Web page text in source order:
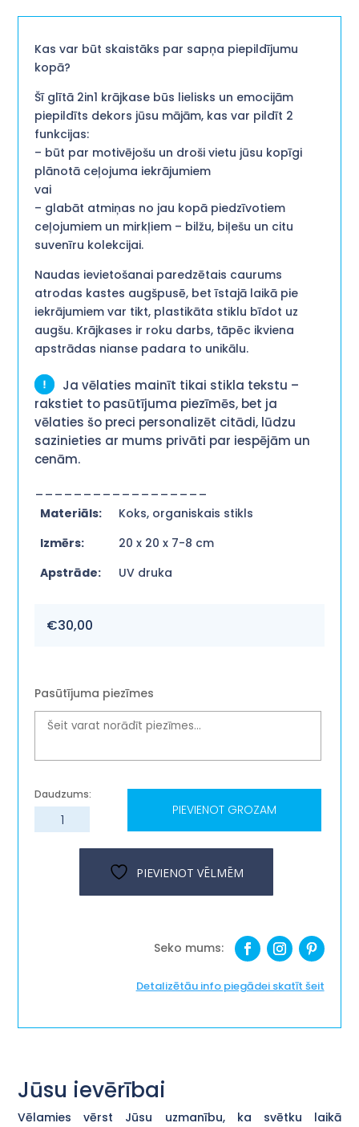
Kas var būt skaistāks par sapņa piepildījumu
kopā?
Šī glītā 2in1 krājkase būs lielisks un emocijām
piepildīts dekors jūsu mājām, kas var pildīt 2
funkcijas:
– būt par motivējošu un droši vietu jūsu kopīgi
plānotā ceļojuma iekrājumiem
vai
– glabāt atmiņas no jau kopā piedzīvotiem
ceļojumiem un mirkļiem – bilžu, biļešu un citu
suvenīru kolekcijai.
Naudas ievietošanai paredzētais caurums
atrodas kastes augšpusē, bet īstajā laikā pie
iekrājumiem var tikt, plastikāta stiklu bīdot uz
augšu. Krājkases ir roku darbs, tāpēc ikviena
apstrādas nianse padara to unikālu.
Ja vēlaties mainīt tikai stikla tekstu –
rakstiet to pasūtījuma piezīmēs, bet ja
vēlaties šo preci personalizēt citādi, lūdzu
sazinieties ar mums privāti par iespējām un
cenām.
Materiāls:
Koks, organiskais stikls
Izmērs:
20 x 20 x 7-8 cm
Apstrāde:
UV druka
€30,00
Pasūtījuma piezīmes
Koka
krājkase
PIEVIENOT GROZAM
PIEVIENOT VĒLMĒM
Detalizētāu info piegādei skatīt šeit
Jūsu ievērībai
Vēlamies vērst Jūsu uzmanību, ka svētku laikā